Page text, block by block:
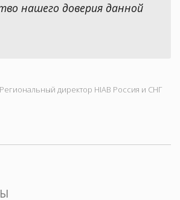
нашего доверия данной
директор HIAB Россия и СНГ